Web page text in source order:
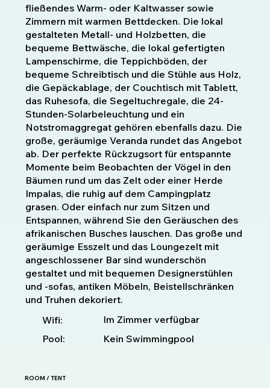
fließendes Warm- oder Kaltwasser sowie
Zimmern mit warmen Bettdecken. Die lokal
gestalteten Metall- und Holzbetten, die
bequeme Bettwäsche, die lokal gefertigten
Lampenschirme, die Teppichböden, der
bequeme Schreibtisch und die Stühle aus Holz,
die Gepäckablage, der Couchtisch mit Tablett,
das Ruhesofa, die Segeltuchregale, die 24-
Stunden-Solarbeleuchtung und ein
Notstromaggregat gehören ebenfalls dazu. Die
große, geräumige Veranda rundet das Angebot
ab. Der perfekte Rückzugsort für entspannte
Momente beim Beobachten der Vögel in den
Bäumen rund um das Zelt oder einer Herde
Impalas, die ruhig auf dem Campingplatz
grasen. Oder einfach nur zum Sitzen und
Entspannen, während Sie den Geräuschen des
afrikanischen Busches lauschen. Das große und
geräumige Esszelt und das Loungezelt mit
angeschlossener Bar sind wunderschön
gestaltet und mit bequemen Designerstühlen
und -sofas, antiken Möbeln, Beistellschränken
und Truhen dekoriert.
Wifi:
Im Zimmer verfügbar
Pool:
Kein Swimmingpool
ROOM / TENT